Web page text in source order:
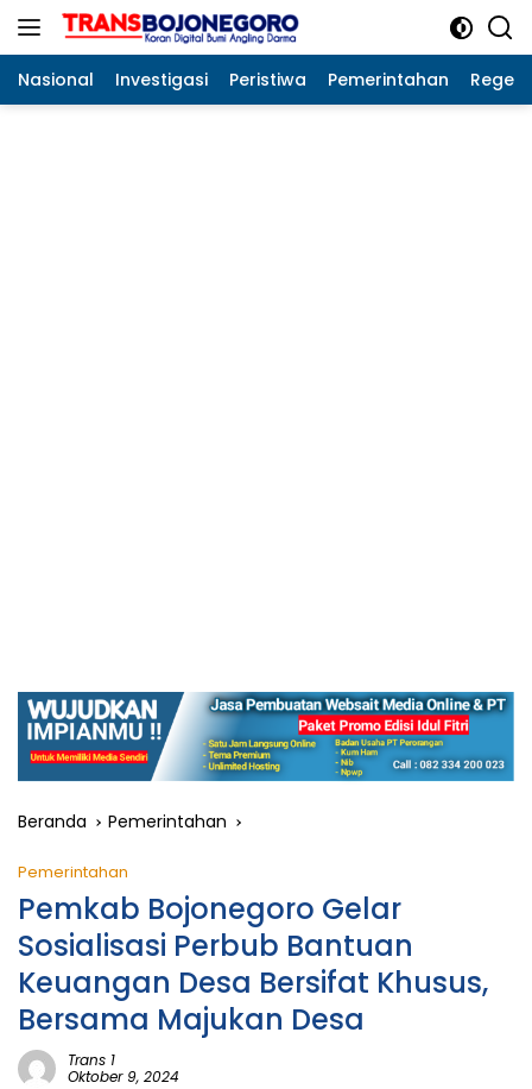
Langsung
Nasional Investigasi Peristiwa Pemerintahan
Beranda Pemerintahan
Pemerintahan
Pemkab Bojonegoro Gelar
Sosialisasi Perbub Bantuan
Keuangan Desa Bersifat Khusus,
Bersama Majukan Desa
Trans 1
Oktober 9, 2024